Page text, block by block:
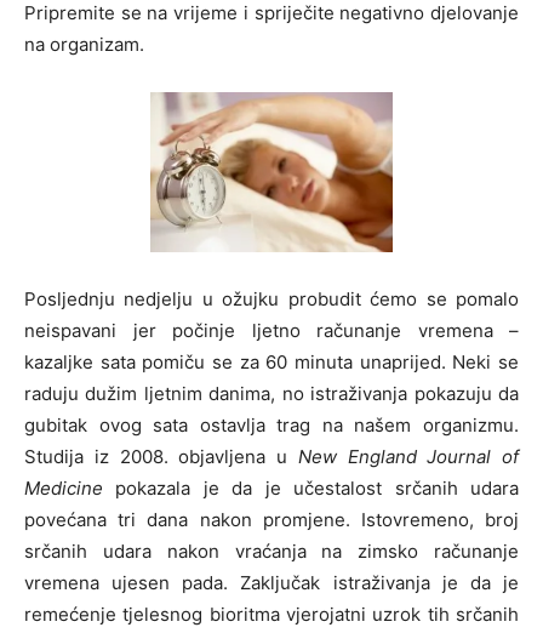
Pripremite se na vrijeme i spriječite negativno djelovanje
na organizam.
Posljednju nedjelju u ožujku probudit ćemo se pomalo
neispavani jer počinje ljetno računanje vremena –
kazaljke sata pomiču se za 60 minuta unaprijed. Neki se
raduju dužim ljetnim danima, no istraživanja pokazuju da
gubitak ovog sata ostavlja trag na našem organizmu.
Studija iz 2008. objavljena u New England Journal of
Medicine pokazala je da je učestalost srčanih udara
povećana tri dana nakon promjene. Istovremeno, broj
srčanih udara nakon vraćanja na zimsko računanje
vremena ujesen pada. Zaključak istraživanja je da je
remećenje tjelesnog bioritma vjerojatni uzrok tih srčanih